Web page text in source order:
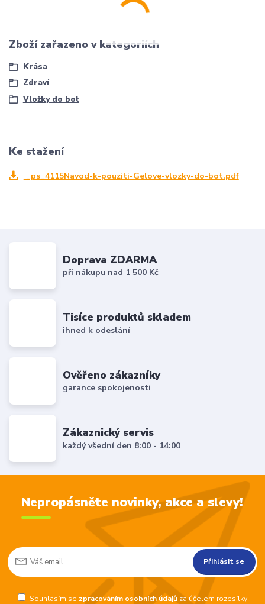
Zboží zařazeno v kategoriích
Krása
Zdraví
Vložky do bot
Ke stažení
_ps_4115Navod-k-pouziti-Gelove-vlozky-do-bot.pdf
Doprava ZDARMA
při nákupu nad 1 500 Kč
Tisíce produktů skladem
ihned k odeslání
Ověřeno zákazníky
garance spokojenosti
Zákaznický servis
každý všední den 8:00 - 14:00
Nepropásněte novinky, akce a slevy!
Přihlásit se
Souhlasím se zpracováním osobních údajůza účelem rozesílky